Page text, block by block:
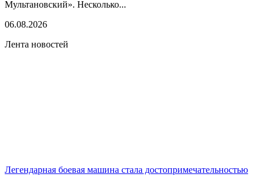
Мультановский». Несколько...
06.08.2026
Лента новостей
Легендарная боевая машина стала достопримечательностью